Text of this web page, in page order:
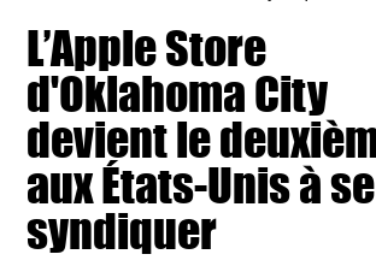
L’Apple Store
d'Oklahoma City
devient le
aux États-Unis à se
syndiquer